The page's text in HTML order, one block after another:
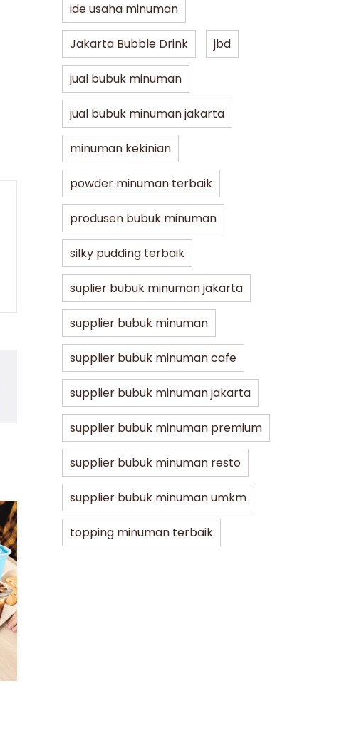
ide usaha minuman
Jakarta Bubble Drink jbd
jual bubuk minuman
jual bubuk minuman jakarta
minuman kekinian
powder minuman terbaik
produsen bubuk minuman
silky pudding terbaik
suplier bubuk minuman jakarta
supplier bubuk minuman
supplier bubuk minuman cafe
supplier bubuk minuman jakarta
supplier bubuk minuman premium
supplier bubuk minuman resto
supplier bubuk minuman umkm
topping minuman terbaik